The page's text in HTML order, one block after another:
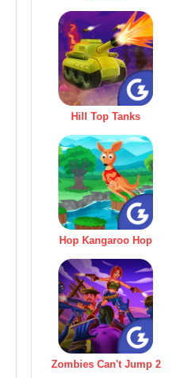
Hill Top Tanks
Hop Kangaroo Hop
Zombies Can't Jump 2